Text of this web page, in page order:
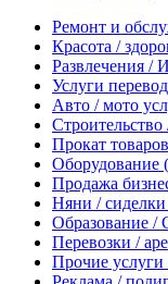
Ремонт и
Красота /
Развлечения /
Услуги
Авто / мото
Прокат товаров
Оборудование
Продажа
Няни / сиделки
Образование /
Перевозки /
Прочие услуги